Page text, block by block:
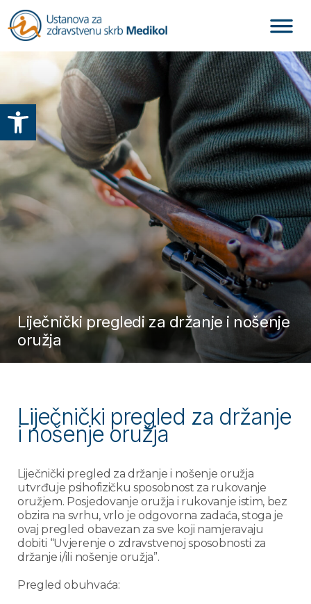
Otvori alatnu traku
Liječnički pregledi za držanje i nošenje
oružja
Liječnički pregled za držanje
i nošenje oružja
Liječnički pregled za držanje i nošenje oružja
utvrđuje psihofizičku sposobnost za rukovanje
oružjem. Posjedovanje oružja i rukovanje istim, bez
obzira na svrhu, vrlo je odgovorna zadaća, stoga je
ovaj pregled obavezan za sve koji namjeravaju
dobiti “Uvjerenje o zdravstvenoj sposobnosti za
držanje i/ili nošenje oružja”.
Pregled obuhvaća: